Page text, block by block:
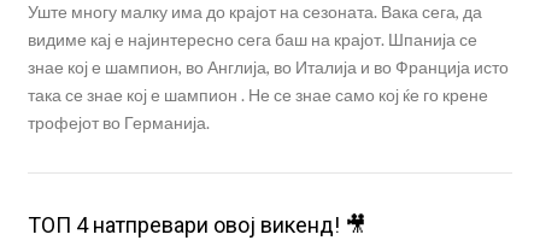
Уште многу малку има до крајот на сезоната. Вака сега, да
видиме кај е најинтересно сега баш на крајот. Шпанија се
знае кој е шампион, во Англија, во Италија и во Франција исто
така се знае кој е шампион . Не се знае само кој ќе го крене
трофејот во Германија.
ТОП 4 натпревари овој викенд! 🎥